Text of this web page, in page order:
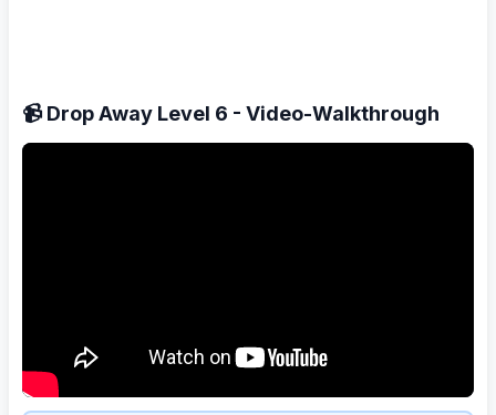
📹 Drop Away Level 6 - Video-Walkthrough